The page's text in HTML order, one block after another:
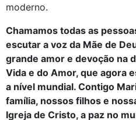
moderno.
Chamamos todas as
escutar a voz da Mãe de
grande amor e devoção na
Vida e do Amor, que agora
a nível mundial. Contigo
família, nossos filhos e
Igreja de Cristo, a paz no